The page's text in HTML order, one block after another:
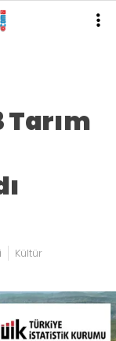
Tarım
Kültür